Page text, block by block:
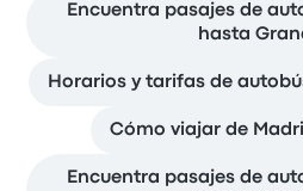
Encuentra pasajes de
hasta
Horarios y tarifas de
Cómo viajar de
Encuentra pasajes de